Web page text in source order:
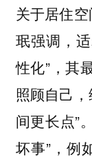
关于居住
珉强调，
性化”，其
照顾自己
间更长点”
坏事”，例